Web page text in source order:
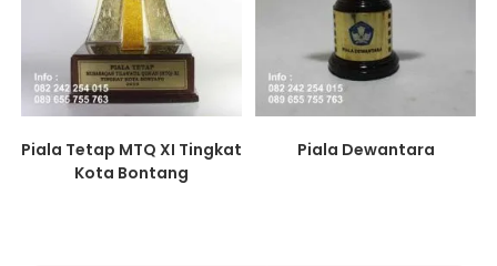
Piala Tetap MTQ XI Tingkat
Kota Bontang
Piala Dewantara